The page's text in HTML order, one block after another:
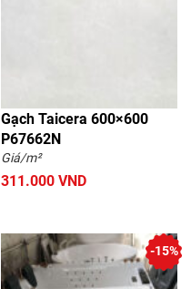
Gạch Taicera 600×600
P67662N
Giá/m²
311.000 VND
-15%